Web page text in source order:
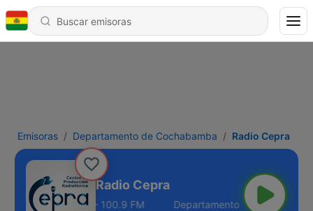
Emisoras Departamento de Cochabamba Radio Cepra
Radio Cepra
de Cochabamba - 100.9 FM